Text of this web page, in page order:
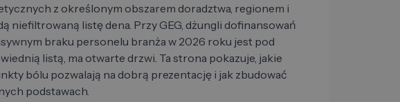
z określonym obszarem doradztwa, regionem i
niefiltrowaną listę dena. Przy GEG, dżungli dofinansowań
braku personelu branża w 2026 roku jest pod
listą, ma otwarte drzwi. Ta strona pokazuje, jakie
bólu pozwalają na dobrą prezentację i jak zbudować
podstawach.